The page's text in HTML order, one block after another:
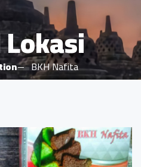
BKH Nafita